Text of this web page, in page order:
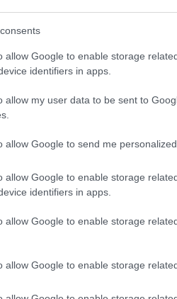
allow Google to enable storage
identifiers in apps.
allow my user data to be sent to
allow Google to send me
allow Google to enable storage
identifiers in apps.
allow Google to enable storage
allow Google to enable storage
egyedül, ugyanis a mostani
mély vízében
Budapest Bangkok járatra
időpontokban tudunk menni
az utazásra.
voltak a legkedvezőbbek,
Békeidőkben nem voltak
ezért is mertem megvenni a